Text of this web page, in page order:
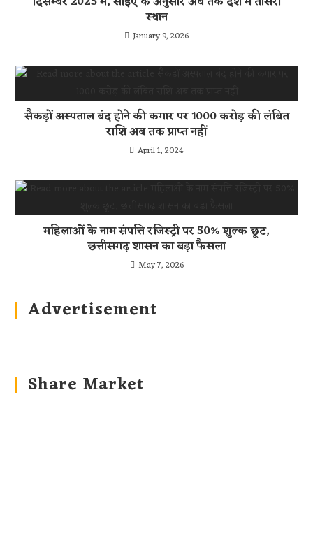
स्थान
January 9, 2026
सैकड़ों अस्पताल बंद होने की कगार पर 1000 करोड़ की लंबित
राशि अब तक प्राप्त नहीं
April 1, 2024
महिलाओं के नाम संपत्ति रजिस्ट्री पर 50% शुल्क छूट,
छत्तीसगढ़ शासन का बड़ा फैसला
May 7, 2026
Advertisement
Share Market